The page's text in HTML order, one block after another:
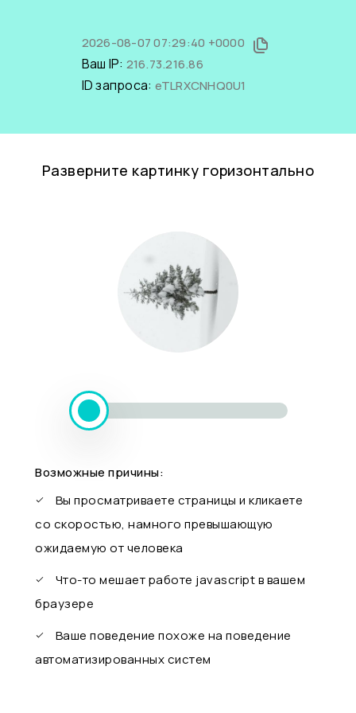
2026-08-07 07:29:40 +0000
Ваш IP: 216.73.216.86
ID запроса: eTLRXCNHQ0U1
Разверните картинку горизонтально
Возможные причины:
Вы просматриваете страницы и кликаете
со скоростью, намного превышающую
ожидаемую от человека
Что-то мешает работе javascript в вашем
браузере
Ваше поведение похоже на поведение
автоматизированных систем